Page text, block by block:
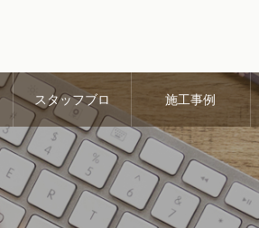
スタッフブロ
グ
施工事例